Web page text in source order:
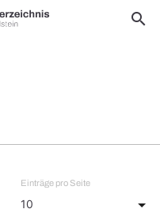
search
Einträge pro Seite